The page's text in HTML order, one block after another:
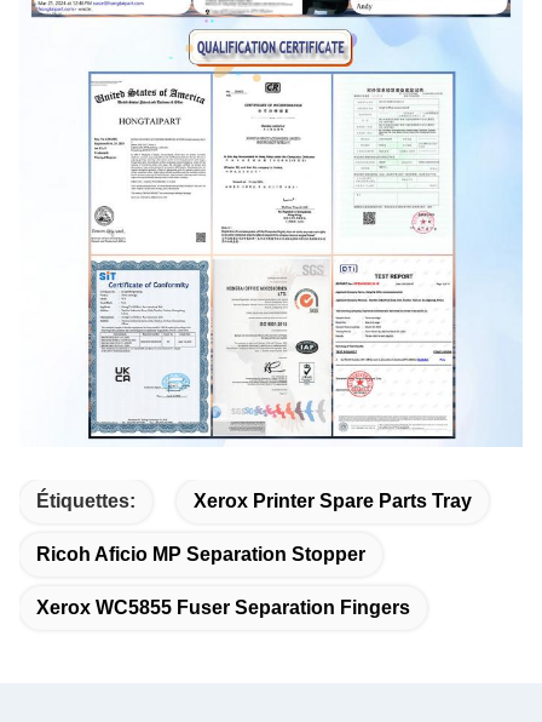
Étiquettes: Xerox Printer Spare Parts Tray
Ricoh Aficio MP Separation Stopper
Xerox WC5855 Fuser Separation Fingers